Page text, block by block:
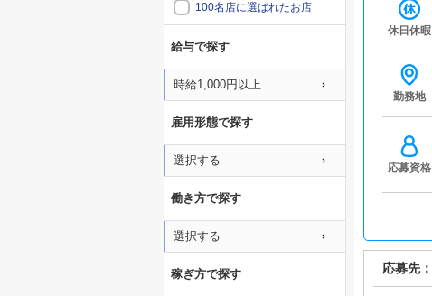
休日休暇
勤務地
応募資格
応募先：
100名店に選ばれたお店
給与で探す
時給1,000円以上
雇用形態で探す
選択する
働き方で探す
選択する
稼ぎ方で探す